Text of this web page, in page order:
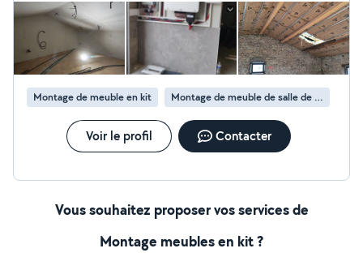
Montage de meuble en kit Montage de meuble de salle de bain en kit
Voir le profil Contacter
Vous souhaitez proposer vos services de
Montage meubles en kit ?